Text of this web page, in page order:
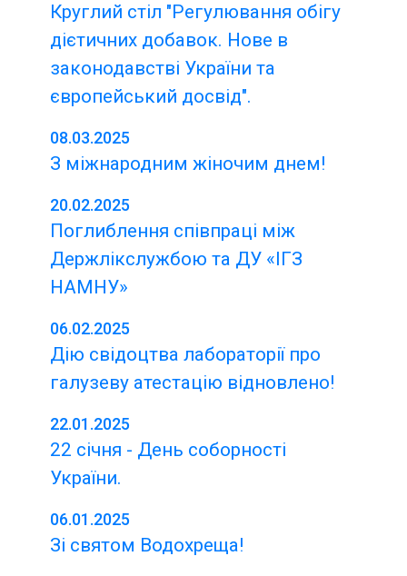
Круглий стіл "Регулювання обігу
дієтичних добавок. Нове в
законодавстві України та
європейський досвід".
08.03.2025
З міжнародним жіночим днем!
20.02.2025
Поглиблення співпраці між
Держлікслужбою та ДУ «ІГЗ
НАМНУ»
06.02.2025
Дію свідоцтва лабораторії про
галузеву атестацію відновлено!
22.01.2025
22 січня - День соборності
України.
06.01.2025
Зі святом Водохреща!